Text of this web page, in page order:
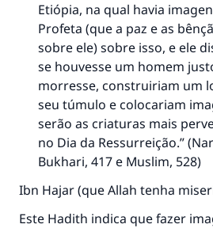
Etiópia, na qual havia
Profeta (que a paz e as
sobre ele) sobre isso, e ele
se houvesse um homem
morresse, construiriam um
seu túmulo e colocariam
serão as criaturas mais
no Dia da Ressurreição.”
Bukhari, 417 e Muslim, 528)
Ibn Hajar (que Allah tenha
Este Hadith indica que fazer